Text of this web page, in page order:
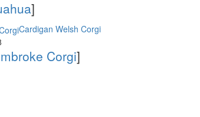
]
Cardigan Welsh Corgi
Corgi]